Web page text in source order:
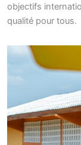
objectifs
qualité pour tous.